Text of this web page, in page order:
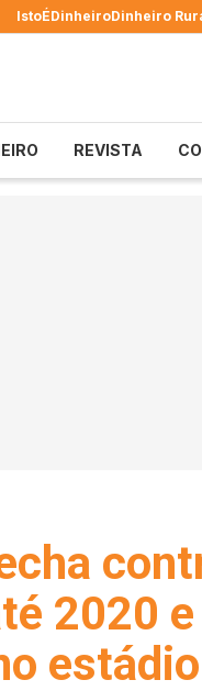
IstoÉDinheiroDinheiro
REVISTA
2020
estádio